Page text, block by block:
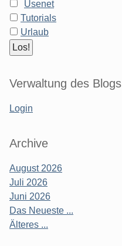
Usenet
Tutorials
Urlaub
Verwaltung des Blogs
Login
Archive
August 2026
Juli 2026
Juni 2026
Das Neueste ...
Älteres ...